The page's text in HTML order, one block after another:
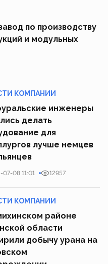
по производству
и модульных
КОМПАНИИ
инженеры
делать
для
лучше немцев
07-08 11:01 12957
КОМПАНИИ
районе
области
добычу урана на